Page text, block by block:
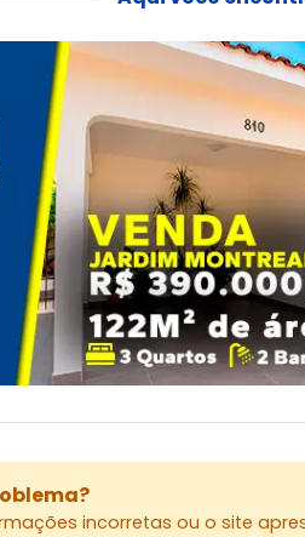
incorretas ou o site